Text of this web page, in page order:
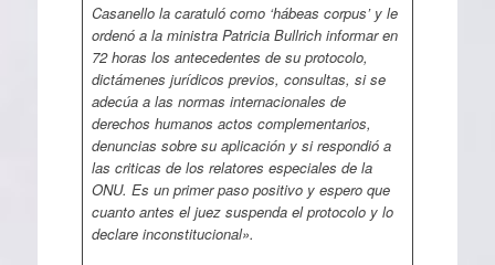
Casanello la caratuló como ‘hábeas corpus’ y le
ordenó a la ministra Patricia Bullrich informar en
72 horas los antecedentes de su protocolo,
dictámenes jurídicos previos, consultas, si se
adecúa a las normas internacionales de
derechos humanos actos complementarios,
denuncias sobre su aplicación y si respondió a
las criticas de los relatores especiales de la
ONU. Es un primer paso positivo y espero que
cuanto antes el juez suspenda el protocolo y lo
declare inconstitucional».